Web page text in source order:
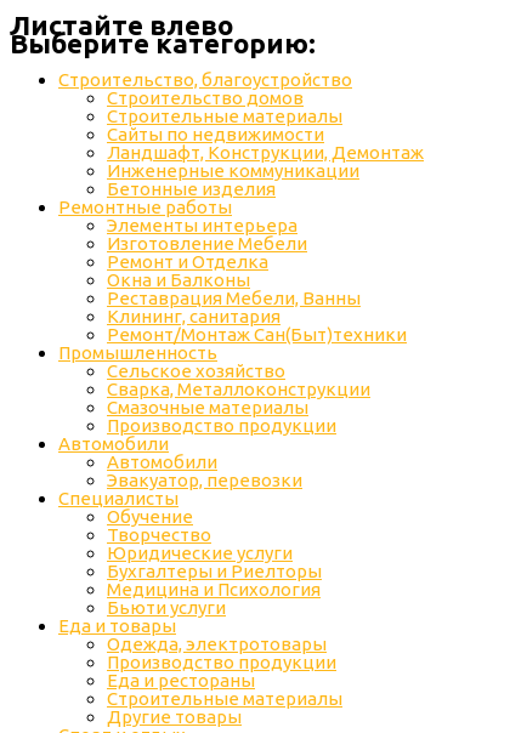
Листайте влево
Выберите категорию:
Строительство, благоустройство
Строительство домов
Строительные материалы
Сайты по недвижимости
Ландшафт, Конструкции, Демонтаж
Инженерные коммуникации
Бетонные изделия
Ремонтные работы
Элементы интерьера
Изготовление Мебели
Ремонт и Отделка
Окна и Балконы
Реставрация Мебели, Ванны
Клининг, санитария
Ремонт/Монтаж Сан(Быт)техники
Промышленность
Cельское хозяйство
Сварка, Металлоконструкции
Cмазочные материалы
Производство продукции
Автомобили
Автомобили
Эвакуатор, перевозки
Специалисты
Обучение
Творчество
Юридические услуги
Бухгалтеры и Риелторы
Медицина и Психология
Бьюти услуги
Еда и товары
Одежда, электротовары
Производство продукции
Еда и рестораны
Строительные материалы
Другие товары